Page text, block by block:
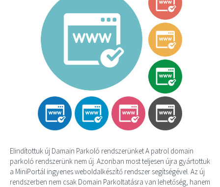
Elindítottuk új Damain Parkoló rendszerünket A patrol domain
parkoló rendszerünk nem új. Azonban most teljesen újra gyártottuk
a MiniPortál ingyenes weboldalkészítő rendszer segítségével. Az új
rendszerben nem csak Domain Parkoltatásra van lehetőség, hanem